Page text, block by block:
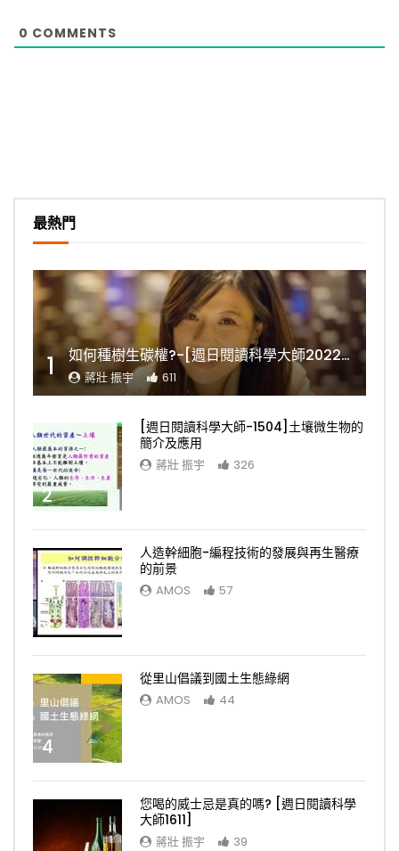
0 COMMENTS
最熱門
1 如何種樹生碳權?-[週日閱讀科學大師2022.11.06]
蔣壯 振宇 611
2
[週日閱讀科學大師-1504]土壤微生物的
簡介及應用
蔣壯 振宇 326
3
人造幹細胞-編程技術的發展與再生醫療
的前景
AMOS 57
4
從里山倡議到國土生態綠網
AMOS 44
您喝的威士忌是真的嗎? [週日閱讀科學
大師1611]
蔣壯 振宇 39